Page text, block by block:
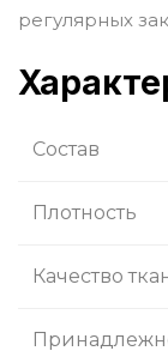
регулярных
Состав
Плотность
Качество